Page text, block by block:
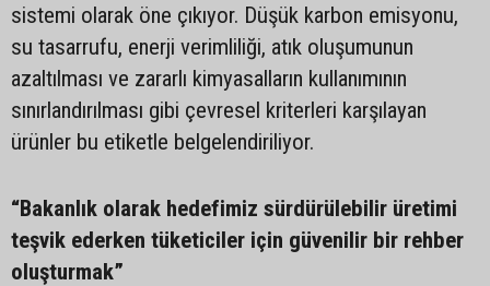
sistemi olarak öne çıkıyor. Düşük karbon emisyonu,
su tasarrufu, enerji verimliliği, atık oluşumunun
azaltılması ve zararlı kimyasalların kullanımının
sınırlandırılması gibi çevresel kriterleri karşılayan
ürünler bu etiketle belgelendiriliyor.
“Bakanlık olarak hedefimiz sürdürülebilir üretimi
teşvik ederken tüketiciler için güvenilir bir rehber
oluşturmak”